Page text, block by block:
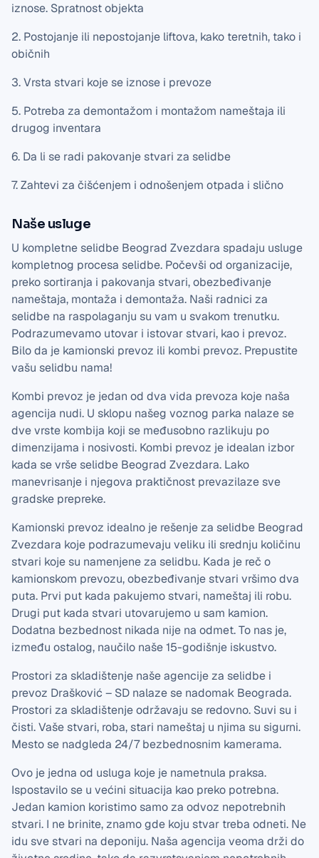
iznose. Spratnost objekta
2. Postojanje ili nepostojanje liftova, kako teretnih, tako i
običnih
3. Vrsta stvari koje se iznose i prevoze
5. Potreba za demontažom i montažom nameštaja ili
drugog inventara
6. Da li se radi pakovanje stvari za selidbe
7. Zahtevi za čišćenjem i odnošenjem otpada i slično
Naše usluge
U kompletne selidbe Beograd Zvezdara spadaju usluge
kompletnog procesa selidbe. Počevši od organizacije,
preko sortiranja i pakovanja stvari, obezbeđivanje
nameštaja, montaža i demontaža. Naši radnici za
selidbe na raspolaganju su vam u svakom trenutku.
Podrazumevamo utovar i istovar stvari, kao i prevoz.
Bilo da je kamionski prevoz ili kombi prevoz. Prepustite
vašu selidbu nama!
Kombi prevoz je jedan od dva vida prevoza koje naša
agencija nudi. U sklopu našeg voznog parka nalaze se
dve vrste kombija koji se međusobno razlikuju po
dimenzijama i nosivosti. Kombi prevoz je idealan izbor
kada se vrše selidbe Beograd Zvezdara. Lako
manevrisanje i njegova praktičnost prevazilaze sve
gradske prepreke.
Kamionski prevoz idealno je rešenje za selidbe Beograd
Zvezdara koje podrazumevaju veliku ili srednju količinu
stvari koje su namenjene za selidbu. Kada je reč o
kamionskom prevozu, obezbeđivanje stvari vršimo dva
puta. Prvi put kada pakujemo stvari, nameštaj ili robu.
Drugi put kada stvari utovarujemo u sam kamion.
Dodatna bezbednost nikada nije na odmet. To nas je,
između ostalog, naučilo naše 15-godišnje iskustvo.
Prostori za skladištenje naše agencije za selidbe i
prevoz Drašković – SD nalaze se nadomak Beograda.
Prostori za skladištenje održavaju se redovno. Suvi su i
čisti. Vaše stvari, roba, stari nameštaj u njima su sigurni.
Mesto se nadgleda 24/7 bezbednosnim kamerama.
Ovo je jedna od usluga koje je nametnula praksa.
Ispostavilo se u većini situacija kao preko potrebna.
Jedan kamion koristimo samo za odvoz nepotrebnih
stvari. I ne brinite, znamo gde koju stvar treba odneti. Ne
idu sve stvari na deponiju. Naša agencija veoma drži do